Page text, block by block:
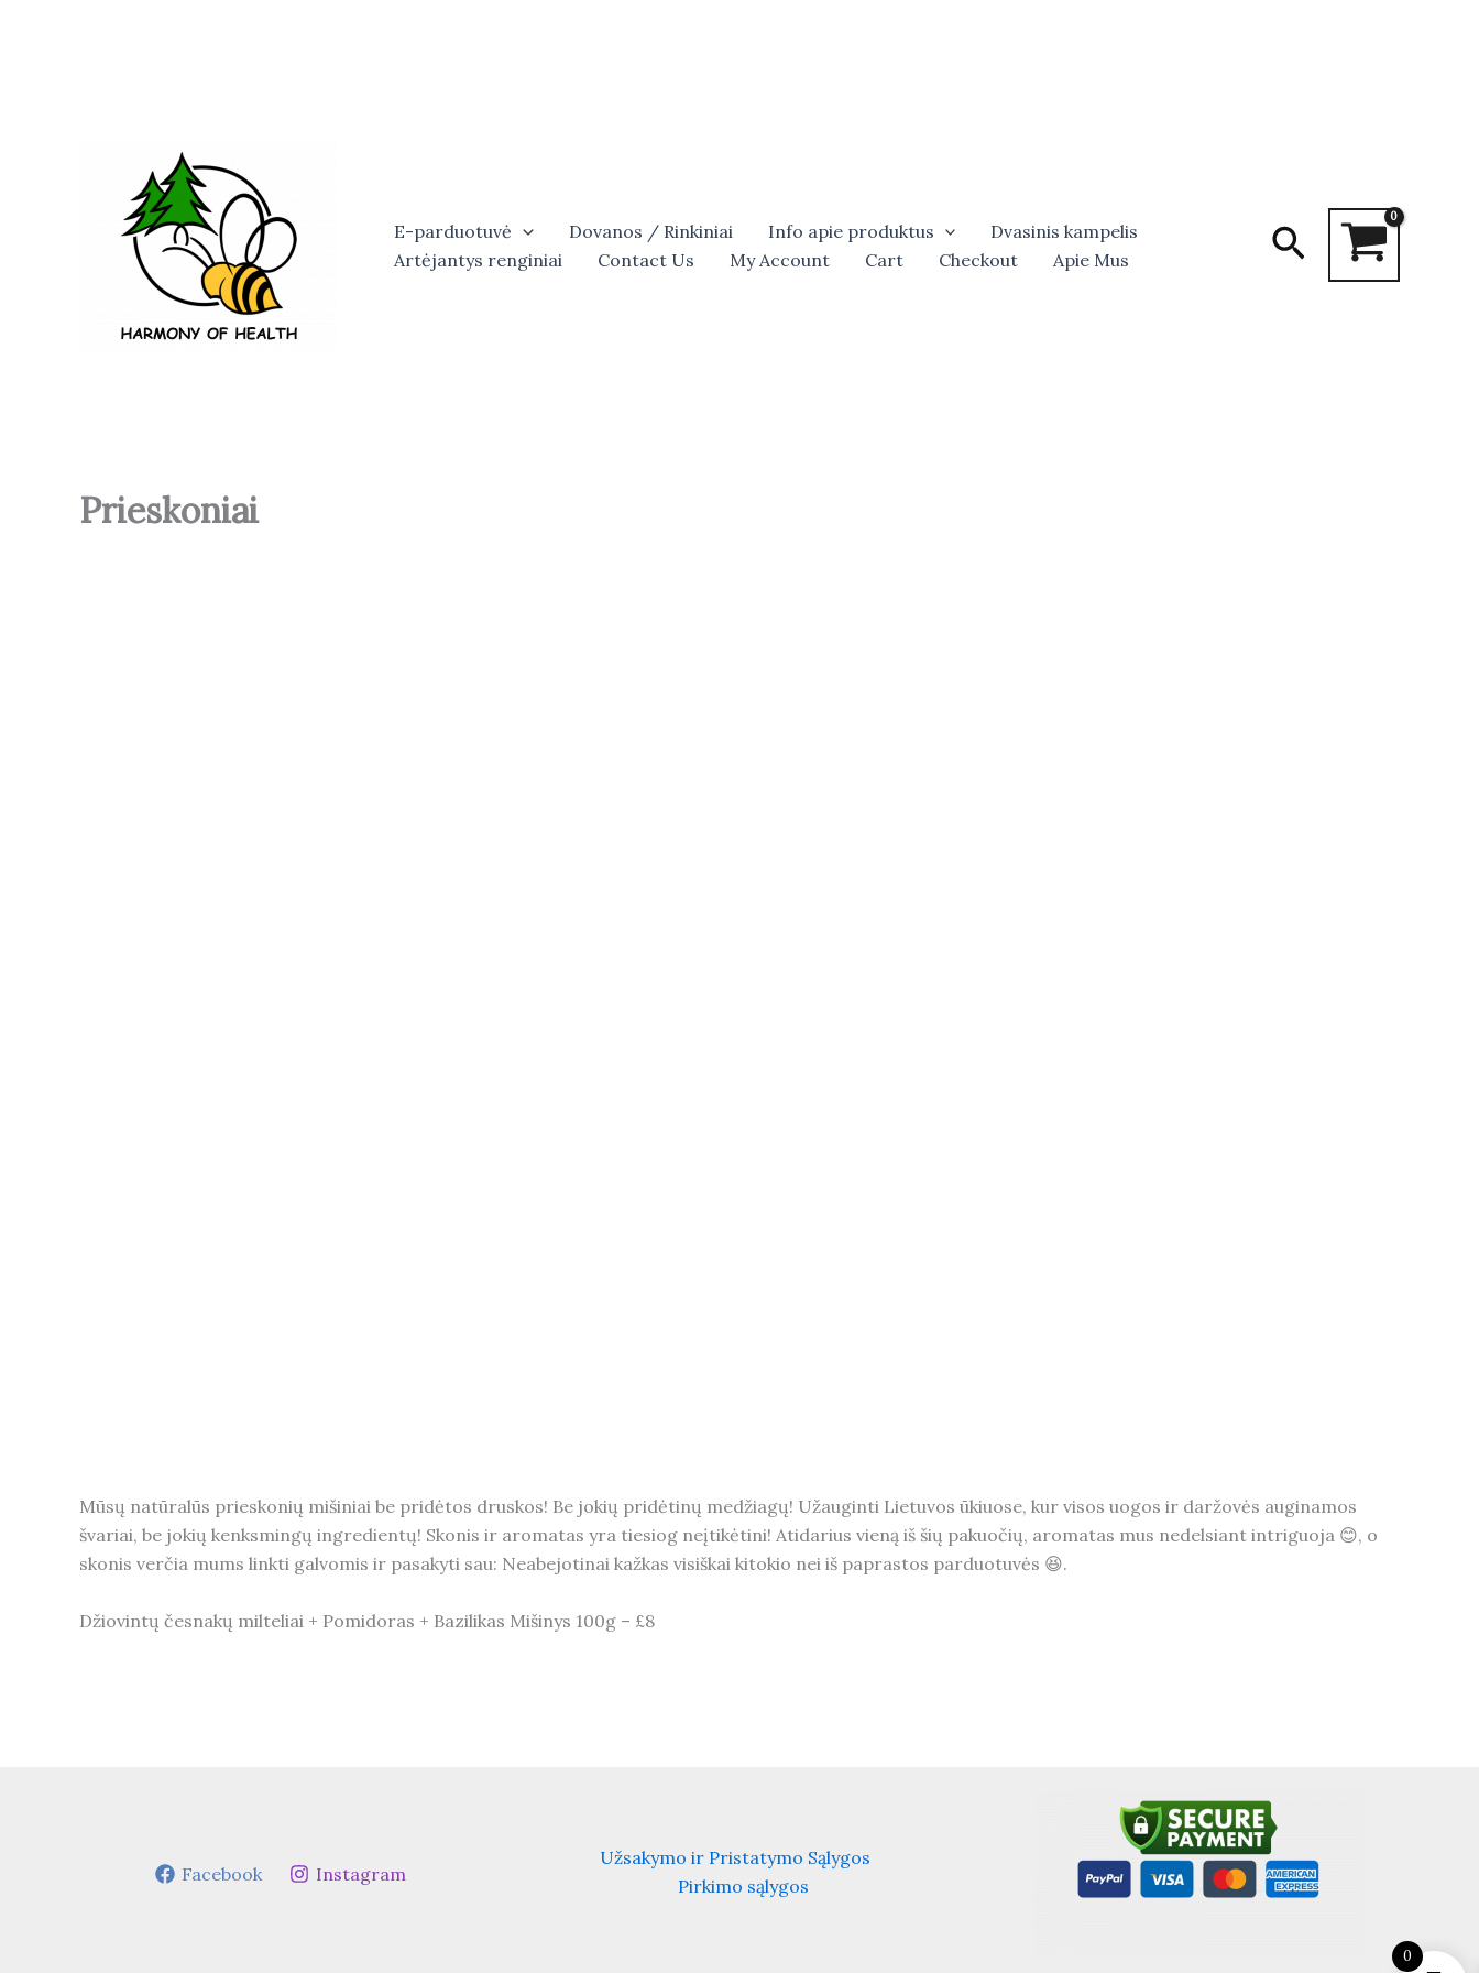
E-parduotuvė Dovanos / Rinkiniai Info apie produktus
Dvasinis kampelis
Artėjantys renginiai
Contact Us My Account Cart Checkout Apie Mus Search
Prieskoniai
Mūsų natūralūs prieskonių mišiniai be pridėtos druskos! Be jokių pridėtinų medžiagų! Užauginti Lietuvos ūkiuose, kur visos uogos ir daržovės auginamos
švariai, be jokių kenksmingų ingredientų! Skonis ir aromatas yra tiesiog neįtikėtini! Atidarius vieną iš šių pakuočių, aromatas mus nedelsiant intriguoja 😊, o
skonis verčia mums linkti galvomis ir pasakyti sau: Neabejotinai kažkas visiškai kitokio nei iš paprastos parduotuvės 😆.
Džiovintų česnakų milteliai + Pomidoras + Bazilikas Mišinys 100g – £8
Facebook Instagram
Užsakymo ir Pristatymo Sąlygos
Pirkimo sąlygos
0